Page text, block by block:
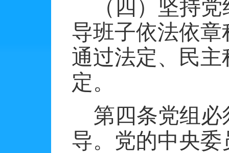
（四）坚持
导班子依法依
通过法定、民
定。
第四条党组
导。党的中央